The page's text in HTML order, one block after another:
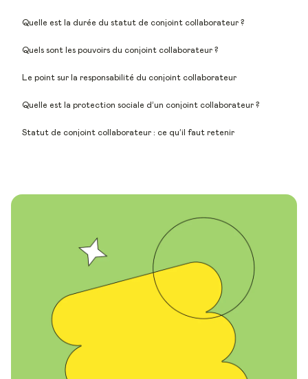
Quelle est la durée du statut de conjoint collaborateur ?
Quels sont les pouvoirs du conjoint collaborateur ?
Le point sur la responsabilité du conjoint collaborateur
Quelle est la protection sociale d’un conjoint collaborateur ?
Statut de conjoint collaborateur : ce qu’il faut retenir